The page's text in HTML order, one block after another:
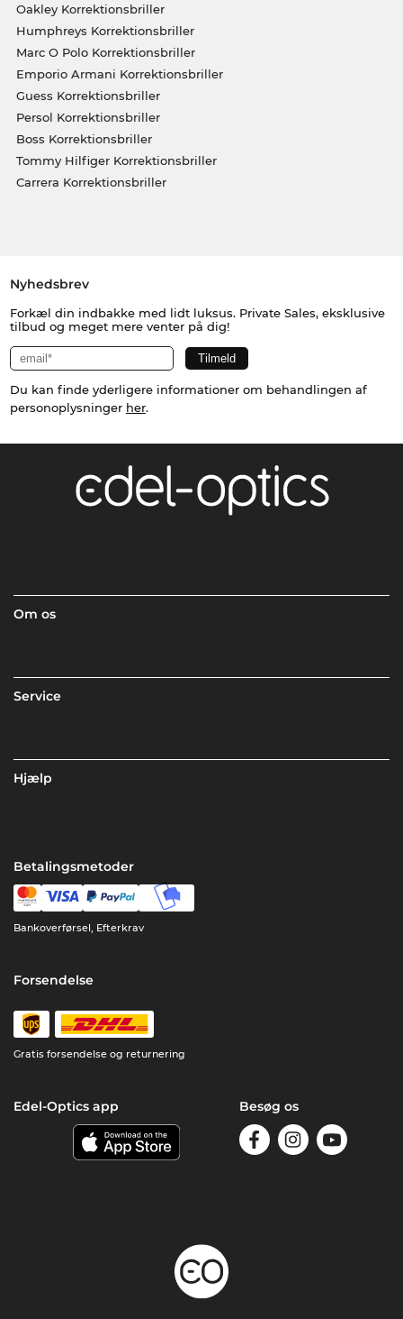
Oakley Korrektionsbriller
Humphreys Korrektionsbriller
Marc O Polo Korrektionsbriller
Emporio Armani Korrektionsbriller
Guess Korrektionsbriller
Persol Korrektionsbriller
Boss Korrektionsbriller
Tommy Hilfiger Korrektionsbriller
Carrera Korrektionsbriller
Nyhedsbrev
Forkæl din indbakke med lidt luksus. Private Sales, eksklusive
tilbud og meget mere venter på dig!
Du kan finde yderligere informationer om behandlingen af
personoplysninger her.
Om os
Service
Hjælp
Betalingsmetoder
Bankoverførsel, Efterkrav
Forsendelse
Gratis forsendelse og returnering
Edel-Optics app Besøg os